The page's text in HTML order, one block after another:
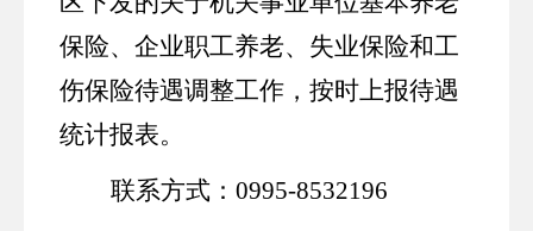
保险、企业职工养老、失业保险和工
伤保险待遇调整工作 ，按时上报待遇
统计报表。
联系方式： 0995-8532196